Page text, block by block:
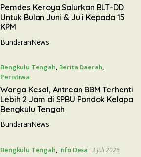
Pemdes Keroya Salurkan BLT-DD
Untuk Bulan Juni & Juli Kepada 15
KPM
BundaranNews
Bengkulu Tengah, Berita Daerah,
Peristiwa
5 Juli 2026
Warga Kesal, Antrean BBM Terhenti
Lebih 2 Jam di SPBU Pondok Kelapa
Bengkulu Tengah
BundaranNews
Bengkulu Tengah, Info Desa 3 Juli 2026